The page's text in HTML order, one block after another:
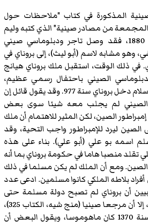
المذكورة في كتاب "ملاحظات حول
المجمعة من مصادر صينية" الذي كتبه وليم
بيتر جرونفلت سنة 1880، فقد وصل تاجر ودبلوماسي صيني
وهو مشابه لاسم (أبو ليث)، إلى بروناي في
في ذلك الوقت، استقبل ملك بروناي هيانج
الصيني باحتفال رسمي عظيم،
وهذا دليل على أن الإسلام دخل بروناي سنة 977. وقد يقول قائل إن
الصيني لم يجلب معه شيئا سوى بعض
الصين، لكن المثير للاهتمام أن ملك
الصين ليرد للإمبراطور واجب التحية، وقد
اسمه بو علي (أبو علي). بناء على هذه
تقلد منصبا هاما في حكومة بروناي بما أنه
الصين. ومع أن الملك لم يكن مسلما في ذلك
بلاطه الملكي كانوا مسلمين. ادعى عدد
أن بروناي لم تصبح دولة مسلمة حتى
القرن الخامس عشر، إلا أن مرجعا صينيا (منج شيه، الكتاب 325)،
ذكر أن ملك بروناي سنة 1370 كان ماهوموسا، ويقول البعض أن